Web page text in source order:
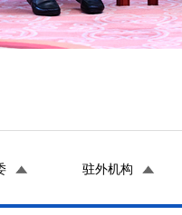
驻外机构